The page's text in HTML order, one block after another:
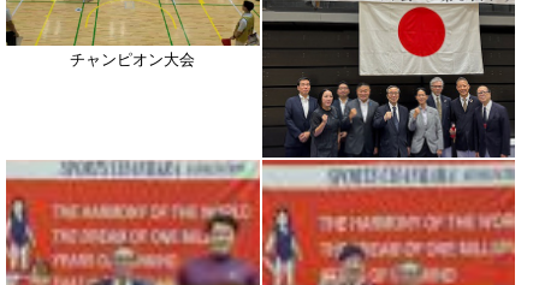
チャンピオン大会